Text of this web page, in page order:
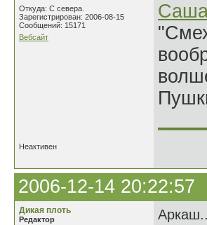
Откуда: С севера.
Зарегистрирован: 2006-08-15
Сообщений: 15171
Вебсайт
Неактивен
2006-12-14 20:22:57
Дикая плоть
Редактор